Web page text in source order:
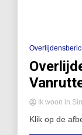
Ik woon in
Klik op de